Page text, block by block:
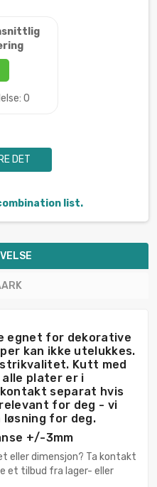
0
DET
list.
egnet for dekorative
kan ikke utelukkes.
Kutt med
plater er i
separat hvis
for deg - vi
løsning for deg.
+/-3mm
eller dimensjon? Ta kontakt
et tilbud fra lager- eller